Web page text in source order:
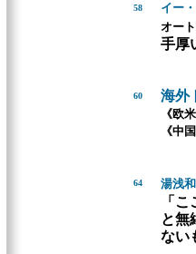
58
イー
オー
手厚
60 海外
《欧
《中
64 湯浅
「
と無
ない